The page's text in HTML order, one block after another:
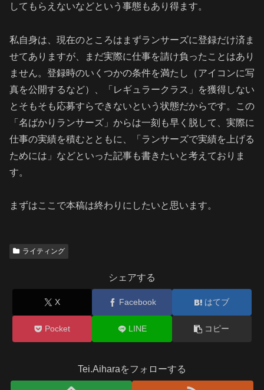
してもらえないなどという事態もあり得ます。
私自身は、現在のところはまずランサーズに登録だけ済ま
せてありますが、まだ実際に仕事を請け負ったことはあり
ません。登録時のいくつかの条件を満たし（アイコンに写
真を公開するなど）、「レギュラークラス」を獲得しない
とそもそも応募すらできないという状態だからです。この
「名ばかりランサーズ」からは一刻も早く脱して、実際に
仕事の実績を積むとともに、「ランサーズで実績を上げる
ためには」などといった記事も書きたいと考えておりま
す。
まずはここで本稿は終わりにしたいと思います。
ライティング
シェアする
X Facebook はてブ
Pocket LINE コピー
Tei.Aiharaをフォローする